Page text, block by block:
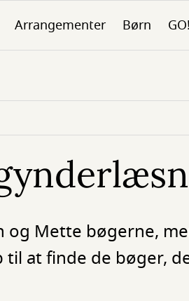
Arrangementer Børn GO!
Mette bøgerne,
at finde de bøger,